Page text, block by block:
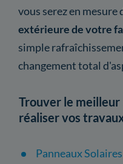
vous serez en mesure
extérieure de votre
simple
changement total
Trouver le
réaliser vos
Panneaux